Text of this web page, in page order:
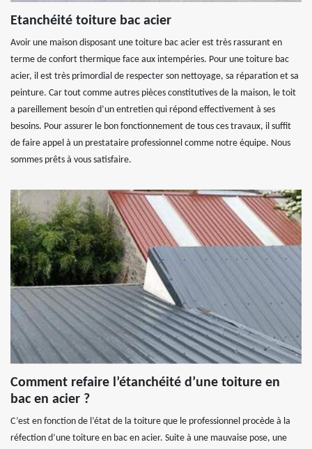
Etanchéité toiture bac acier
Avoir une maison disposant une toiture bac acier est très rassurant en
terme de confort thermique face aux intempéries. Pour une toiture bac
acier, il est très primordial de respecter son nettoyage, sa réparation et sa
peinture. Car tout comme autres pièces constitutives de la maison, le toit
a pareillement besoin d’un entretien qui répond effectivement à ses
besoins. Pour assurer le bon fonctionnement de tous ces travaux, il suffit
de faire appel à un prestataire professionnel comme notre équipe. Nous
sommes prêts à vous satisfaire.
Comment refaire l’étanchéité d’une toiture en
bac en acier ?
C’est en fonction de l’état de la toiture que le professionnel procède à la
réfection d’une toiture en bac en acier. Suite à une mauvaise pose, une